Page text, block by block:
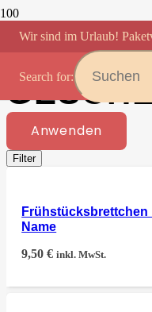
Wir sind im Urlaub!
Search for:
Anwenden
Filter
Frühstücksbrettchen
Name
9,50€ inkl. MwSt.